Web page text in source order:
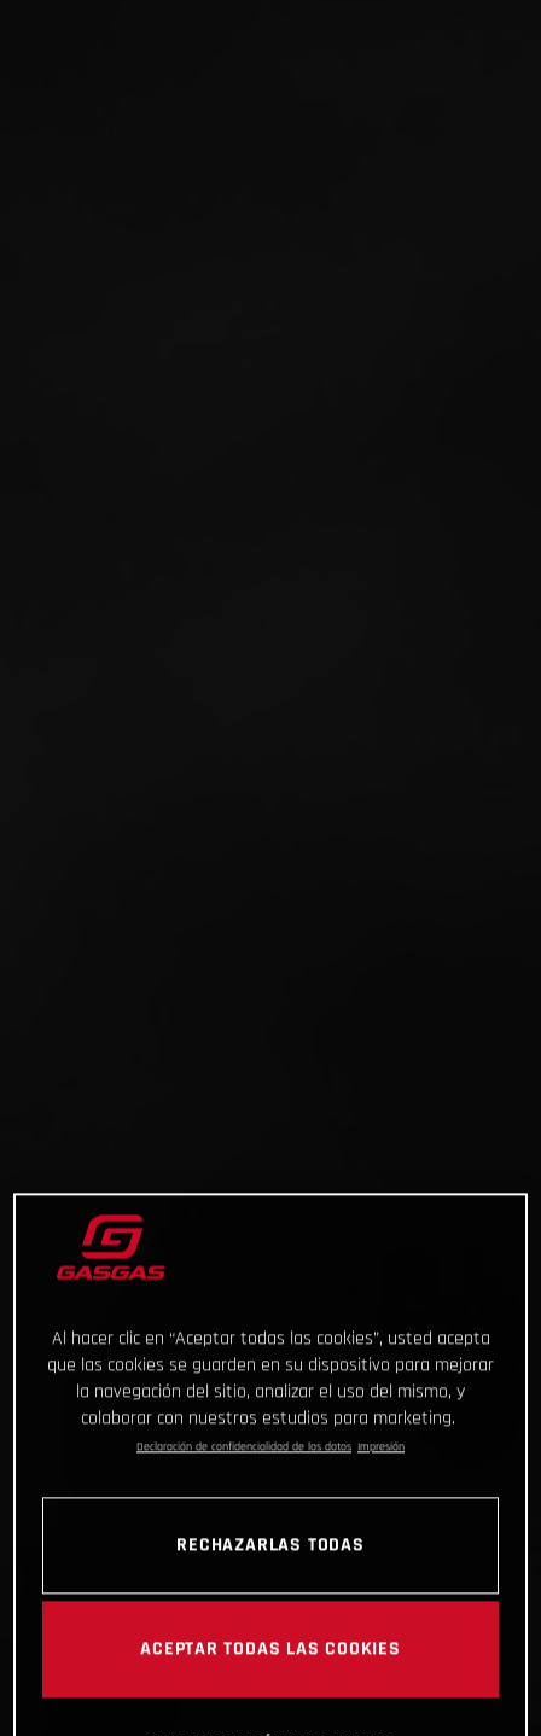
Al hacer clic en “Aceptar todas las cookies”, usted acepta
que las cookies se guarden en su dispositivo para mejorar
la navegación del sitio, analizar el uso del mismo, y
colaborar con nuestros estudios para marketing.
Declaración de confidencialidad de los datos Impresión
RECHAZARLAS TODAS
ACEPTAR TODAS LAS COOKIES